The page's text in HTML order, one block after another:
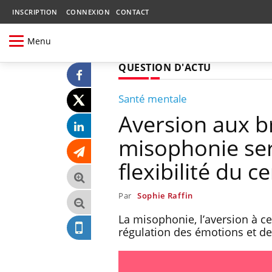
INSCRIPTION CONNEXION CONTACT
Menu
QUESTION D'ACTU
Santé mentale
Aversion aux
misophonie
flexibilité du
Par Sophie Raffin
La misophonie, l’aversion à
régulation des émotions et